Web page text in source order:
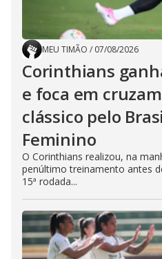
MEU TIMÃO / 07/08/2026
Corinthians
e foca em
clássico pelo
Feminino
O Corinthians realizou, na
penúltimo treinamento antes
15ª rodada...